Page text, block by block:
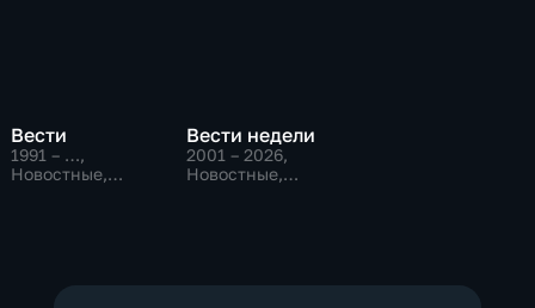
Вести
1991 – …,
Новостные,
Вести недели
2001 – 2026,
Новостные,